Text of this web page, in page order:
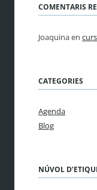
COMENTARIS
Joaquinaen
CATEGORIES
Agenda
Blog
NÚVOL